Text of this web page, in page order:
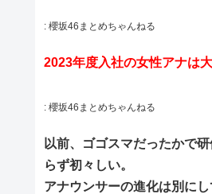
: 櫻坂46まとめちゃんねる
2023年度入社の女性アナは
: 櫻坂46まとめちゃんねる
以前、ゴゴスマだったかで
らず初々しい。
アナウンサーの進化は別に